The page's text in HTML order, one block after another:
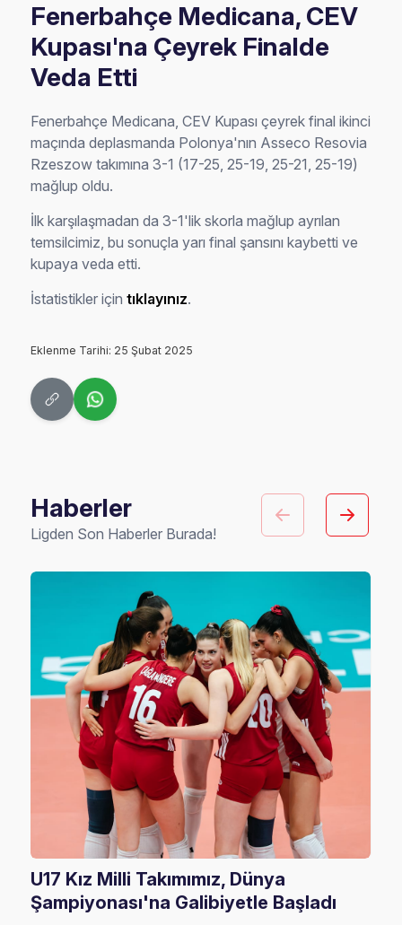
Fenerbahçe Medicana, CEV
Kupası'na Çeyrek Finalde
Veda Etti
Fenerbahçe Medicana, CEV Kupası çeyrek final ikinci
maçında deplasmanda Polonya'nın Asseco Resovia
Rzeszow takımına 3-1 (17-25, 25-19, 25-21, 25-19)
mağlup oldu.
İlk karşılaşmadan da 3-1'lik skorla mağlup ayrılan
temsilcimiz, bu sonuçla yarı final şansını kaybetti ve
kupaya veda etti.
İstatistikler içintıklayınız.
Eklenme Tarihi: 25 Şubat 2025
Haberler
Ligden Son Haberler Burada!
U17 Kız Milli Takımımız, Dünya
Şampiyonası'na Galibiyetle Başladı